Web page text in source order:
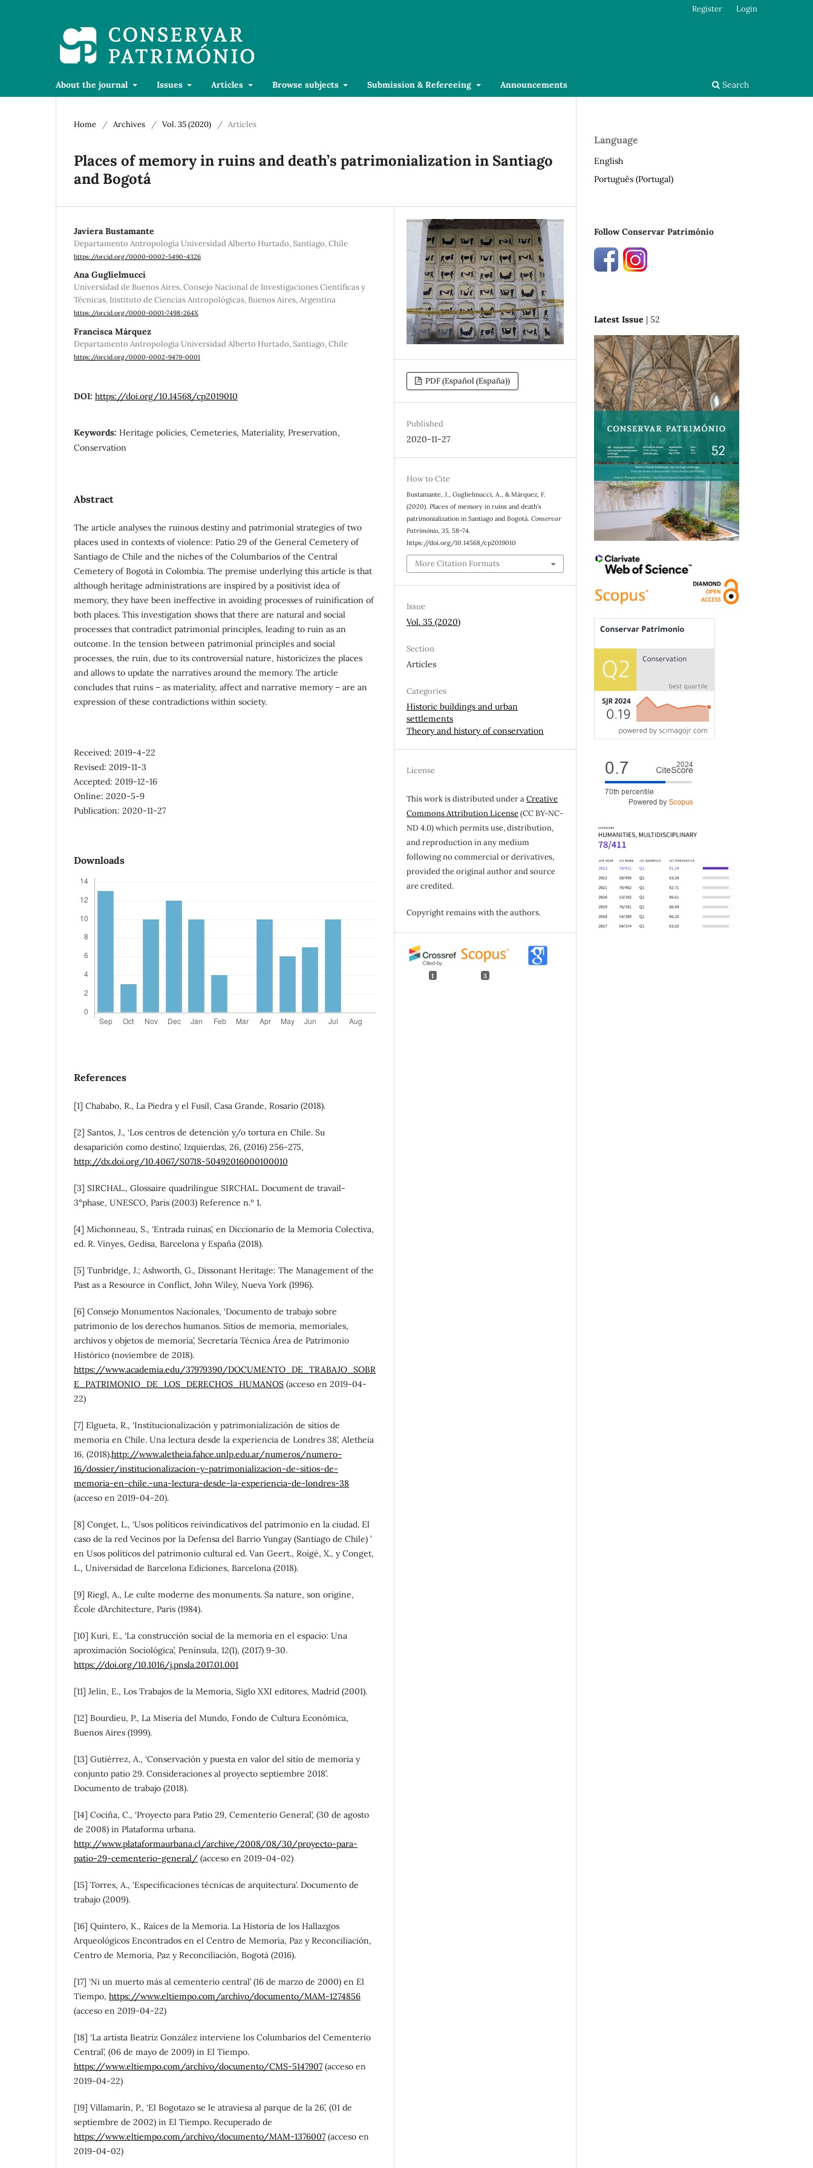
About the journal Issues Articles Browse subjects Submission & Refereeing Announcements Search
Register Login
Home / Archives / Vol. 35 (2020) / Articles
Places of memory in ruins and death’s patrimonialization in Santiago
and Bogotá
Javiera Bustamante
Departamento Antropología Universidad Alberto Hurtado, Santiago, Chile
https://orcid.org/0000-0002-5490-4326
Ana Guglielmucci
Universidad de Buenos Aires, Consejo Nacional de Investigaciones Científicas y
Técnicas, Instituto de Ciencias Antropológicas, Buenos Aires, Argentina
https://orcid.org/0000-0001-7498-264X
Francisca Márquez
Departamento Antropología Universidad Alberto Hurtado, Santiago, Chile
https://orcid.org/0000-0002-9479-0001
DOI: https://doi.org/10.14568/cp2019010
Keywords: Heritage policies, Cemeteries, Materiality, Preservation,
Conservation
Abstract
The article analyses the ruinous destiny and patrimonial strategies of two
places used in contexts of violence: Patio 29 of the General Cemetery of
Santiago de Chile and the niches of the Columbarios of the Central
Cemetery of Bogotá in Colombia. The premise underlying this article is that
although heritage administrations are inspired by a positivist idea of
memory, they have been ineffective in avoiding processes of ruinification of
both places. This investigation shows that there are natural and social
processes that contradict patrimonial principles, leading to ruin as an
outcome. In the tension between patrimonial principles and social
processes, the ruin, due to its controversial nature, historicizes the places
and allows to update the narratives around the memory. The article
concludes that ruins – as materiality, affect and narrative memory – are an
expression of these contradictions within society.
Received: 2019-4-22
Revised: 2019-11-3
Accepted: 2019-12-16
Online: 2020-5-9
Publication: 2020-11-27
Downloads
References
[1] Chababo, R., La Piedra y el Fusil, Casa Grande, Rosario (2018).
[2] Santos, J., ‘Los centros de detención y/o tortura en Chile. Su
desaparición como destino’, Izquierdas, 26, (2016) 256-275,
http://dx.doi.org/10.4067/S0718-50492016000100010
[3] SIRCHAL., Glossaire quadrilingue SIRCHAL. Document de travail-
3°phase, UNESCO, Paris (2003) Reference n.º 1.
[4] Michonneau, S., ‘Entrada ruinas’, en Diccionario de la Memoria Colectiva,
ed. R. Vinyes, Gedisa, Barcelona y España (2018).
[5] Tunbridge, J.; Ashworth, G., Dissonant Heritage: The Management of the
Past as a Resource in Conflict, John Wiley, Nueva York (1996).
[6] Consejo Monumentos Nacionales, ‘Documento de trabajo sobre
patrimonio de los derechos humanos. Sitios de memoria, memoriales,
archivos y objetos de memoria’, Secretaría Técnica Área de Patrimonio
Histórico (noviembre de 2018).
https://www.academia.edu/37979390/DOCUMENTO_DE_TRABAJO_SOBR
E_PATRIMONIO_DE_LOS_DERECHOS_HUMANOS (acceso en 2019-04-
22)
[7] Elgueta, R., ‘Institucionalización y patrimonialización de sitios de
memoria en Chile. Una lectura desde la experiencia de Londres 38’, Aletheia
16, (2018).http://www.aletheia.fahce.unlp.edu.ar/numeros/numero-
16/dossier/institucionalizacion-y-patrimonializacion-de-sitios-de-
memoria-en-chile.-una-lectura-desde-la-experiencia-de-londres-38
(acceso en 2019-04-20).
[8] Conget, L., ‘Usos políticos reivindicativos del patrimonio en la ciudad. El
caso de la red Vecinos por la Defensa del Barrio Yungay (Santiago de Chile) ’
en Usos políticos del patrimonio cultural ed. Van Geert., Roigé, X., y Conget,
L., Universidad de Barcelona Ediciones, Barcelona (2018).
[9] Riegl, A., Le culte moderne des monuments. Sa nature, son origine,
École d´Architecture, Paris (1984).
[10] Kuri, E., ‘La construcción social de la memoria en el espacio: Una
aproximación Sociológica’, Península, 12(1), (2017) 9-30.
https://doi.org/10.1016/j.pnsla.2017.01.001
[11] Jelin, E., Los Trabajos de la Memoria, Siglo XXI editores, Madrid (2001).
[12] Bourdieu, P., La Miseria del Mundo, Fondo de Cultura Económica,
Buenos Aires (1999).
[13] Gutiérrez, A., ‘Conservación y puesta en valor del sitio de memoria y
conjunto patio 29. Consideraciones al proyecto septiembre 2018’.
Documento de trabajo (2018).
[14] Cociña, C., ‘Proyecto para Patio 29, Cementerio General’, (30 de agosto
de 2008) in Plataforma urbana.
http://www.plataformaurbana.cl/archive/2008/08/30/proyecto-para-
patio-29-cementerio-general/ (acceso en 2019-04-02)
[15] Torres, A., ‘Especificaciones técnicas de arquitectura’. Documento de
trabajo (2009).
[16] Quintero, K., Raíces de la Memoria. La Historia de los Hallazgos
Arqueológicos Encontrados en el Centro de Memoria, Paz y Reconciliación,
Centro de Memoria, Paz y Reconciliación, Bogotá (2016).
[17] ‘Ni un muerto más al cementerio central’ (16 de marzo de 2000) en El
Tiempo, https://www.eltiempo.com/archivo/documento/MAM-1274856
(acceso en 2019-04-22)
[18] ‘La artista Beatriz González interviene los Columbarios del Cementerio
Central’, (06 de mayo de 2009) in El Tiempo.
https://www.eltiempo.com/archivo/documento/CMS-5147907(acceso en
2019-04-22)
[19] Villamarín, P., ‘El Bogotazo se le atraviesa al parque de la 26’, (01 de
septiembre de 2002) in El Tiempo. Recuperado de
https://www.eltiempo.com/archivo/documento/MAM-1376007(acceso en
2019-04-02)
PDF (Español (España))
Published
2020-11-27
How to Cite
Bustamante, J., Guglielmucci, A., & Márquez, F.
(2020). Places of memory in ruins and death’s
patrimonialization in Santiago and Bogotá.Conservar
Património,35, 58–74.
https://doi.org/10.14568/cp2019010
More Citation Formats
Issue
Vol. 35 (2020)
Section
Articles
Categories
Historic buildings and urban
settlements
Theory and history of conservation
License
This work is distributed under aCreative
Commons Attribution License(CC BY-NC-
ND 4.0) which permits use, distribution,
and reproduction in any medium
following no commercial or derivatives,
provided the original author and source
are credited.
Copyright remains with the authors.
1 3
Language
English
Português (Portugal)
Follow Conservar Património
Latest Issue | 52